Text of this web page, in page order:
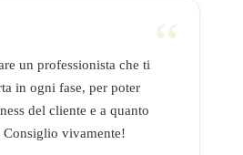
un professionista che ti
in ogni fase, per poter
del cliente e a quanto
vivamente!